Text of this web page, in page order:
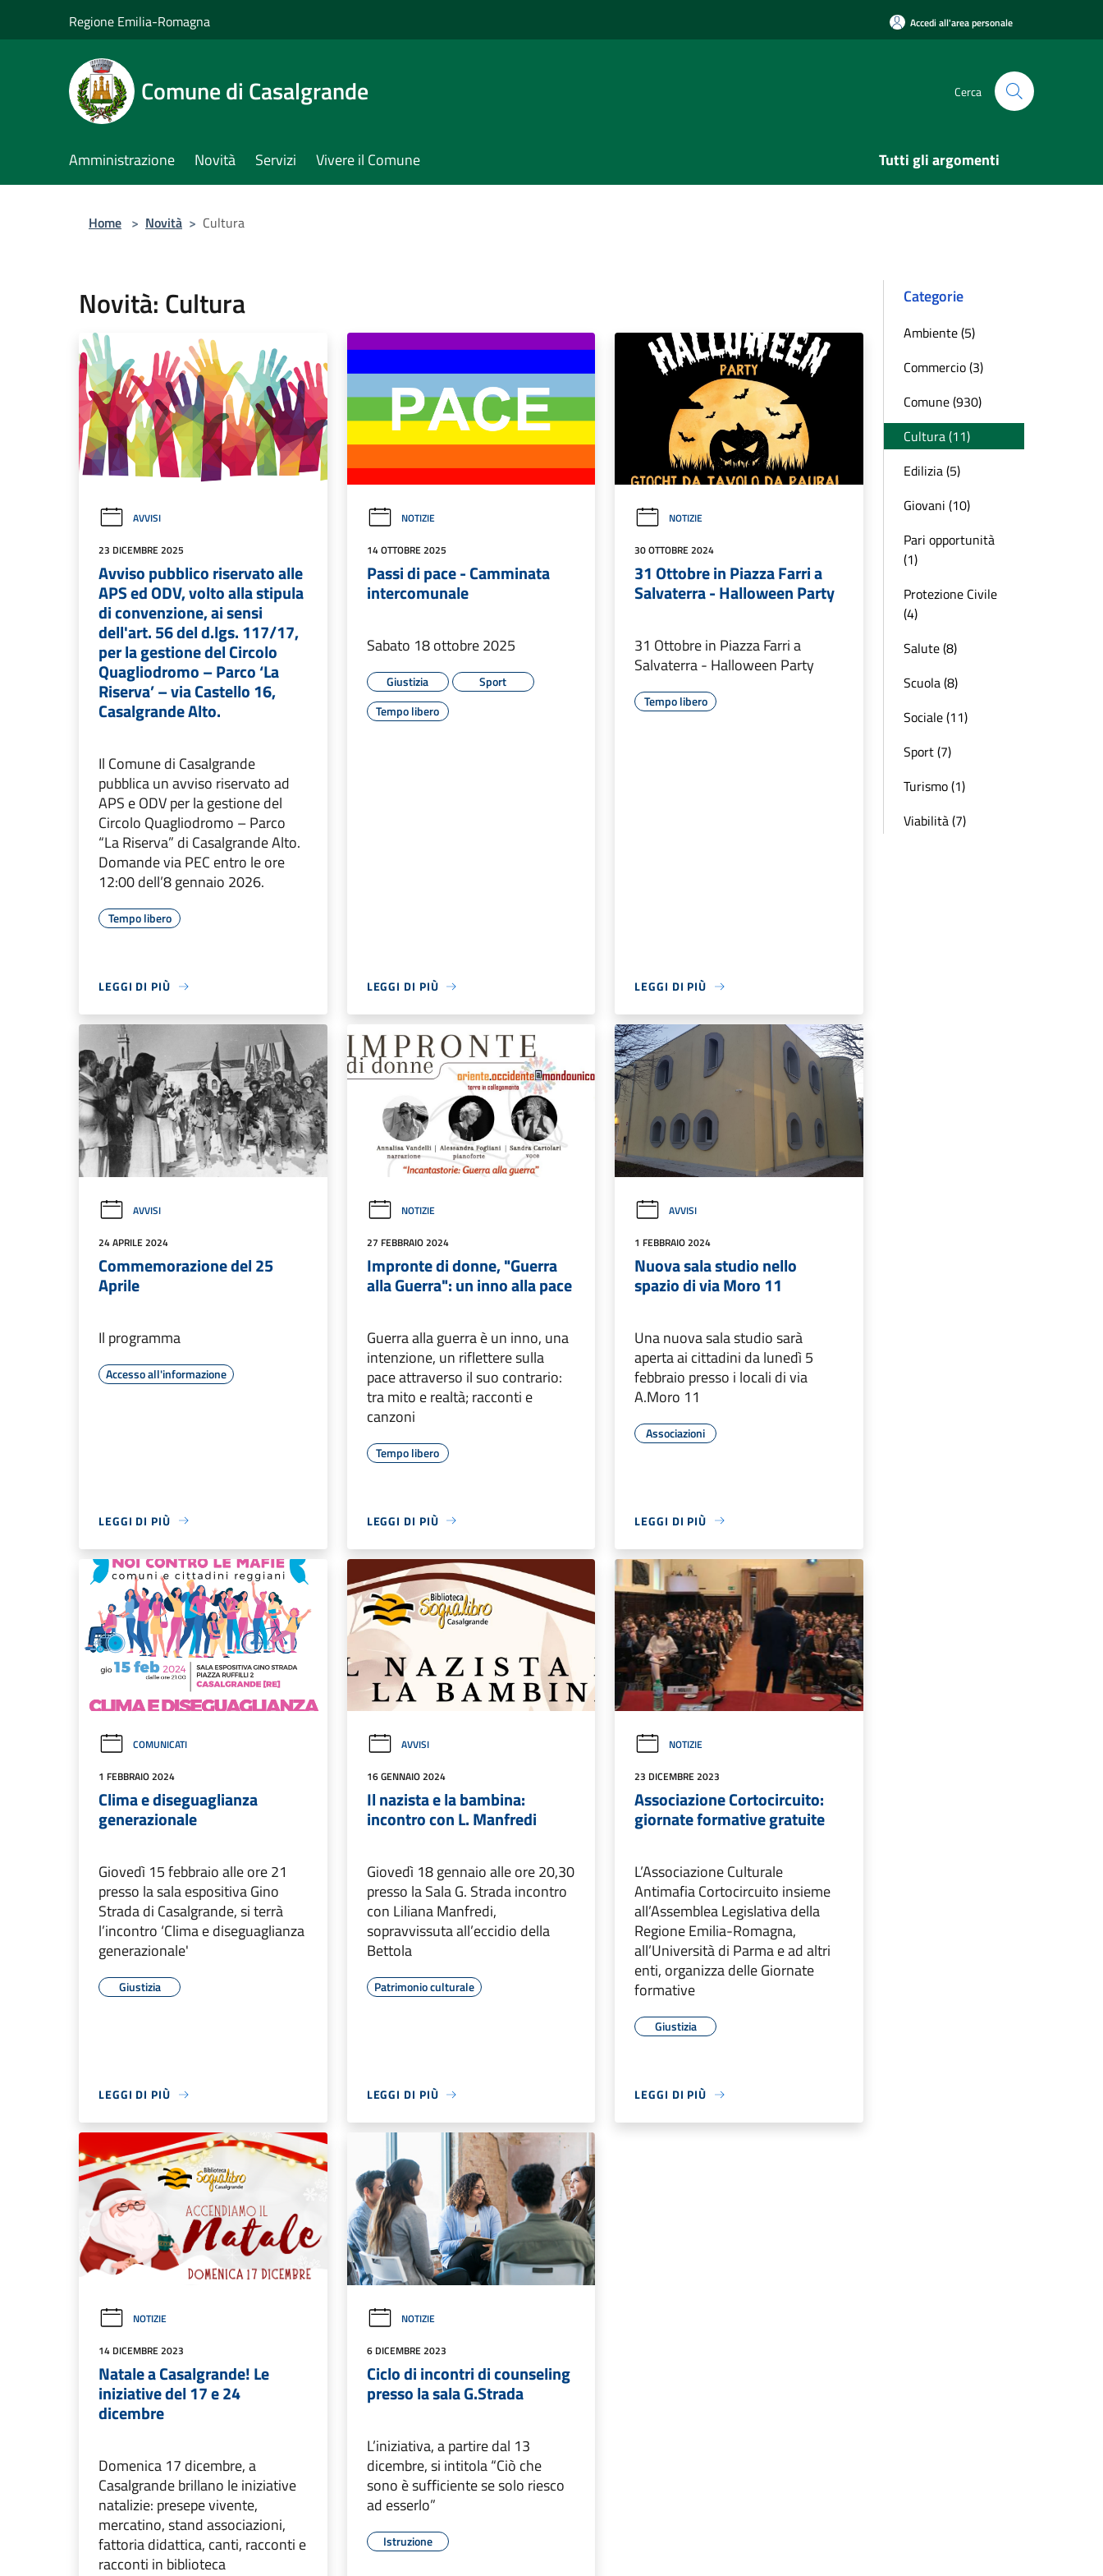
Regione Emilia-Romagna Accedi all'area personale
Comune di Casalgrande Cerca
Amministrazione Novità Servizi Vivere il Comune Tutti gli argomenti
Home > Novità > Cultura
Novità: Cultura
AVVISI
23 DICEMBRE 2025
Avviso pubblico riservato alle
APS ed ODV, volto alla stipula
di convenzione, ai sensi
dell'art. 56 del d.lgs. 117/17,
per la gestione del Circolo
Quagliodromo – Parco ‘La
Riserva’ – via Castello 16,
Casalgrande Alto.
Il Comune di Casalgrande
pubblica un avviso riservato ad
APS e ODV per la gestione del
Circolo Quagliodromo – Parco
“La Riserva” di Casalgrande Alto.
Domande via PEC entro le ore
12:00 dell’8 gennaio 2026.
Tempo libero
LEGGI DI PIÙ
NOTIZIE
14 OTTOBRE 2025
Passi di pace - Camminata
intercomunale
Sabato 18 ottobre 2025
Giustizia
Sport
Tempo libero
LEGGI DI PIÙ
NOTIZIE
30 OTTOBRE 2024
31 Ottobre in Piazza Farri a
Salvaterra - Halloween Party
31 Ottobre in Piazza Farri a
Salvaterra - Halloween Party
Tempo libero
LEGGI DI PIÙ
AVVISI
24 APRILE 2024
Commemorazione del 25
Aprile
Il programma
Accesso all'informazione
LEGGI DI PIÙ
NOTIZIE
27 FEBBRAIO 2024
Impronte di donne, "Guerra
alla Guerra": un inno alla pace
Guerra alla guerra è un inno, una
intenzione, un riflettere sulla
pace attraverso il suo contrario:
tra mito e realtà; racconti e
canzoni
Tempo libero
LEGGI DI PIÙ
AVVISI
1 FEBBRAIO 2024
Nuova sala studio nello
spazio di via Moro 11
Una nuova sala studio sarà
aperta ai cittadini da lunedì 5
febbraio presso i locali di via
A.Moro 11
Associazioni
LEGGI DI PIÙ
COMUNICATI
1 FEBBRAIO 2024
Clima e diseguaglianza
generazionale
Giovedì 15 febbraio alle ore 21
presso la sala espositiva Gino
Strada di Casalgrande, si terrà
l’incontro ‘Clima e diseguaglianza
generazionale'
Giustizia
LEGGI DI PIÙ
AVVISI
16 GENNAIO 2024
Il nazista e la bambina:
incontro con L. Manfredi
Giovedì 18 gennaio alle ore 20,30
presso la Sala G. Strada incontro
con Liliana Manfredi,
sopravvissuta all’eccidio della
Bettola
Patrimonio culturale
LEGGI DI PIÙ
NOTIZIE
23 DICEMBRE 2023
Associazione Cortocircuito:
giornate formative gratuite
L’Associazione Culturale
Antimafia Cortocircuito insieme
all’Assemblea Legislativa della
Regione Emilia-Romagna,
all’Università di Parma e ad altri
enti, organizza delle Giornate
formative
Giustizia
LEGGI DI PIÙ
NOTIZIE
14 DICEMBRE 2023
Natale a Casalgrande! Le
iniziative del 17 e 24
dicembre
Domenica 17 dicembre, a
Casalgrande brillano le iniziative
natalizie: presepe vivente,
mercatino, stand associazioni,
fattoria didattica, canti, racconti e
racconti in biblioteca
NOTIZIE
6 DICEMBRE 2023
Ciclo di incontri di counseling
presso la sala G.Strada
L’iniziativa, a partire dal 13
dicembre, si intitola “Ciò che
sono è sufficiente se solo riesco
ad esserlo”
Istruzione
Categorie
Ambiente (5)
Commercio (3)
Comune (930)
Cultura (11)
Edilizia (5)
Giovani (10)
Pari opportunità
(1)
Protezione Civile
(4)
Salute (8)
Scuola (8)
Sociale (11)
Sport (7)
Turismo (1)
Viabilità (7)